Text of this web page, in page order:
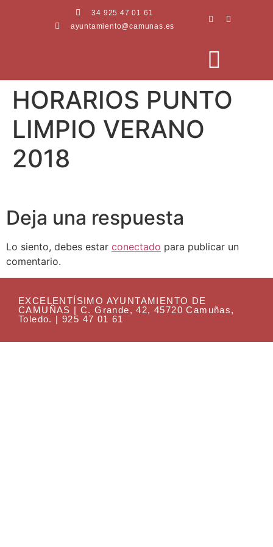
34 925 47 01 61
ayuntamiento@camunas.es
HORARIOS PUNTO
LIMPIO VERANO
2018
Deja una respuesta
Lo siento, debes estar conectado para publicar un
comentario.
EXCELENTÍSIMO AYUNTAMIENTO DE
CAMUÑAS | C. Grande, 42, 45720 Camuñas,
Toledo. | 925 47 01 61